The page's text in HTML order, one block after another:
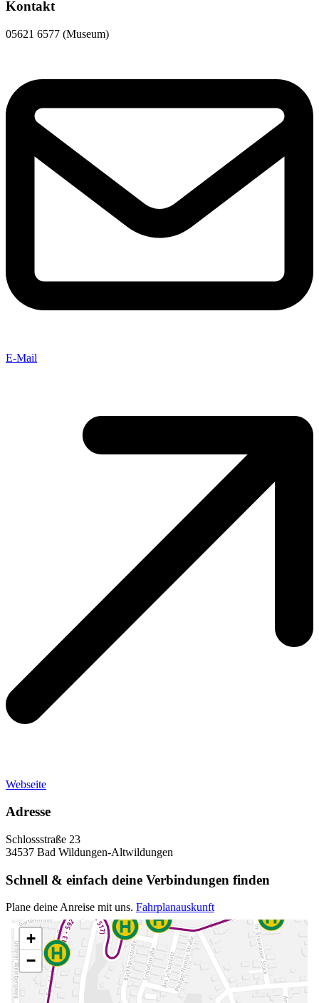
Kontakt
05621 6577 (Museum)
E-Mail
Webseite
Adresse
Schlossstraße 23
34537 Bad Wildungen-Altwildungen
Schnell & einfach deine Verbindungen finden
Plane deine Anreise mit uns. Fahrplanauskunft